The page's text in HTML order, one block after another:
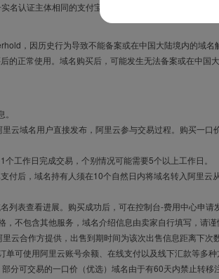
名认证主体相同的支付宝，进入
，因历史行为导致不能备案或在中国大陆境内的域
的正常使用。域名购买后，可能发生无法备案或在中国
云域名用户直接发布，阿里云参与交易过程。购买一
工作日完成交易，个别情况可能需要5个以上工作日。
付后，域名持有人须在10个自然日内将域名转入阿里
列表查看进展。购买成功后，可在控制台-费用中心申请发
，不包含其他服务，域名介绍信息由卖家自行填写，请谨
云合作方提供，出售到期时间为该次出售信息距离下
单可使用阿里云账号余额、在线支付以及线下汇款等多
分可交易的一口价（优选）域名由于有60天内禁止转